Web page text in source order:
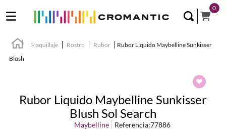
0
Maquillaje Rostro Rubor
Rubor Liquido Maybelline Sunkisser
Blush
Rubor Liquido Maybelline Sunkisser
Blush Sol Search
Maybelline Referencia:77886